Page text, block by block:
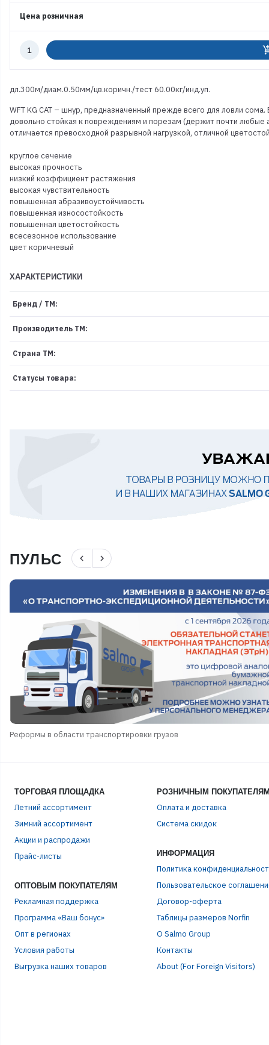
Цена розничная
Количество
дл.300м/диам.0.50мм/цв.коричн./тест 60.00кг/инд.уп.
WFT KG CAT – шнур, предназначенный прежде всего для ловли
довольно стойкая к повреждениям и порезам (держит почти любые
отличается превосходной разрывной нагрузкой, отличной
круглое сечение
высокая прочность
низкий коэффициент растяжения
высокая чувствительность
повышенная абразивоустойчивость
повышенная износостойкость
повышенная цветостойкость
всесезонное использование
цвет коричневый
ХАРАКТЕРИСТИКИ
Бренд / ТМ:
Производитель ТМ:
Страна ТМ:
Статусы товара:
ПУЛЬС navigate_before navigate_next
Реформы в области транспортировки грузов
ТОРГОВАЯ ПЛОЩАДКА
Летний ассортимент
Зимний ассортимент
Акции и распродажи
Прайс-листы
ОПТОВЫМ ПОКУПАТЕЛЯМ
Рекламная поддержка
Программа «Ваш бонус»
Опт в регионах
Условия работы
Выгрузка наших товаров
РОЗНИЧНЫМ
Оплата и доставка
Система скидок
ИНФОРМАЦИЯ
Политика
Пользовательское
Договор-оферта
Таблицы размеров Norfin
О Salmo Group
Контакты
About (For Foreign Visitors)